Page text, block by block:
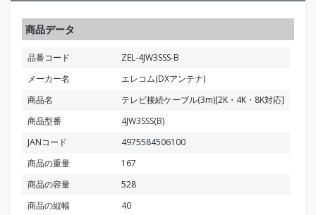
商品データ
品番コード
ZEL-4JW3SSS-B
メーカー名
エレコム(DXアンテナ)
商品名
テレビ接続ケーブル(3m)[2K・4K・8K対応]
商品型番
4JW3SSS(B)
JANコード
4975584506100
商品の重量
167
商品の容量
528
商品の縦幅
40